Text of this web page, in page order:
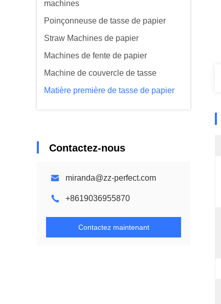
machines
Poinçonneuse de tasse de papier
Straw Machines de papier
Machines de fente de papier
Machine de couvercle de tasse
Matière première de tasse de papier
Contactez-nous
miranda@zz-perfect.com
+8619036955870
Contactez maintenant